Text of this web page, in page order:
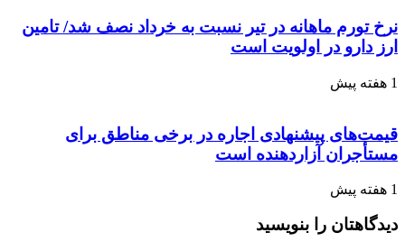
نرخ تورم ماهانه در تیر نسبت به خرداد نصف شد/ تامین
ارز دارو در اولویت است
1 هفته پیش
قیمت‌های پیشنهادی اجاره در برخی مناطق برای
مستأجران آزاردهنده است
1 هفته پیش
دیدگاهتان را بنویسید